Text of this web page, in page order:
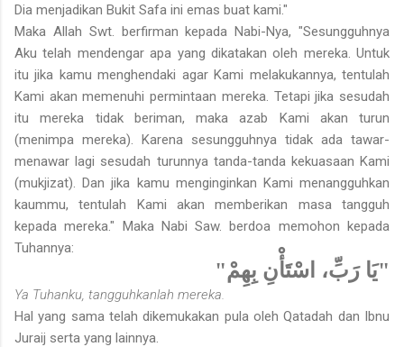
Dia menja­dikan Bukit Safa ini emas buat kami."
Maka Allah Swt. berfirman kepada Nabi-Nya, "Sesungguhnya
Aku telah mendengar apa yang dikatakan oleh mereka. Untuk
itu jika kamu menghendaki agar Kami melakukannya, tentulah
Kami akan memenuhi permintaan mereka. Tetapi jika sesudah
itu mereka tidak beriman, maka azab Kami akan turun
(menimpa mereka). Karena sesungguhnya tidak ada tawar-
menawar lagi sesudah turunnya tanda-tanda kekuasaan Kami
(mukjizat). Dan jika kamu menginginkan Kami menangguhkan
kaummu, tentulah Kami akan memberikan masa tangguh
kepada mereka." Maka Nabi Saw. berdoa memohon kepada
Tuhannya:
"يَا رَبِّ، اسْتَأْنِ بِهِمْ"
Ya Tuhanku, tangguhkanlah mereka.
Hal yang sama telah dikemukakan pula oleh Qatadah dan Ibnu
Juraij serta yang lainnya.